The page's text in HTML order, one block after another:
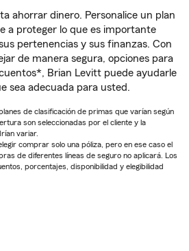
ahorrar dinero. Personalice un plan
a proteger lo que es importante
pertenencias y sus finanzas. Con
de manera segura, opciones para
Brian Levitt puede ayudarle
sea adecuada para usted.
de clasificación de primas que varían según
son seleccionadas por el cliente y la
variar.
comprar solo una póliza, pero en ese caso el
de diferentes líneas de seguro no aplicará. Los
porcentajes, disponibilidad y elegibilidad